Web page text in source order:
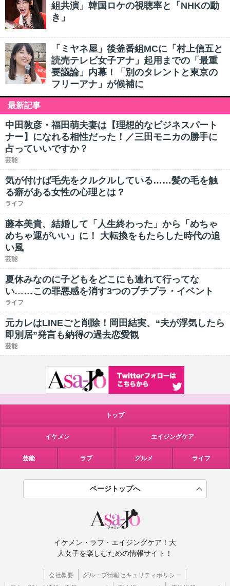
組共演」韓国ロケの視聴率と「NHKの動
き」
「ミヤネ屋」後釜番組MCに「村上信五と
読売テレビ女子アナ」起用までの「最重
要議論」内幕！「別のタレントと東京の
フリーアナ」が候補に
最新記事
中田敦彦・福田萌夫妻は【理想的なビジネスパート
ナー】になれる相性だった！／三田モニカの勝手に
占っていいですか？
芸能
気が付けば毛先をクルクルしている……髪の毛を触
る癖がある女性の心理とは？
ライフ
藤本美貴、結婚して「人生終わった」から「めちゃ
めちゃ運がいい」に！ 大転換をもたらした時代の追
い風
芸能
夏休みなのに子どもをどこにも連れて行ってな
い……この罪悪感を消す3つのプチプラ・イベント
ライフ
元カレはLINEごと削除！岡田結実、“夫が浮気したら
即別居”発言も納得の過去恋愛観
芸能
トップ
イケメン エイジングケア
芸能 ラブ グルメ ライフ
ページトップへ
イケメン・ラブ・エイジングケア！大
人女子を楽しむための情報サイト！
会社概要
グループ情報セキュリティポリシー